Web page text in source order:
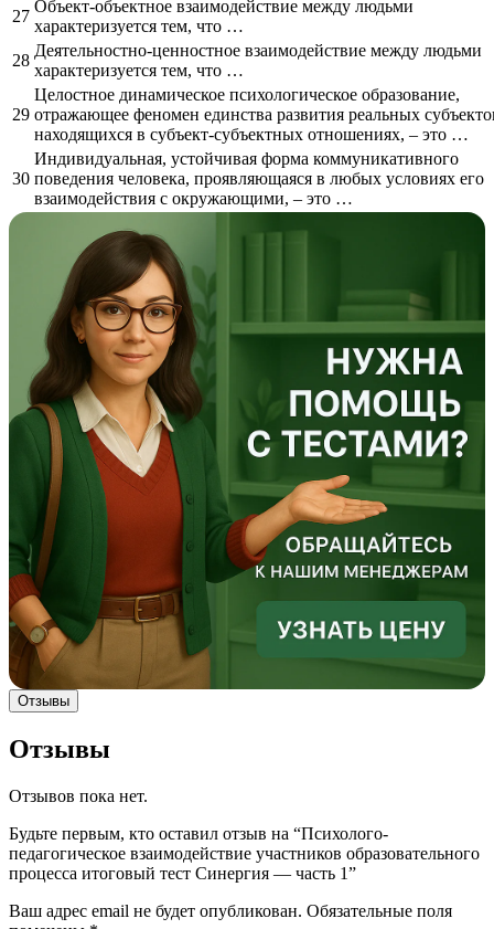
27
Объект-объектное взаимодействие между людьми
характеризуется тем, что …
28
Деятельностно-ценностное взаимодействие между людьми
характеризуется тем, что …
29
Целостное динамическое психологическое образование,
отражающее феномен единства развития реальных
находящихся в субъект-субъектных отношениях, – это …
30
Индивидуальная, устойчивая форма коммуникативного
поведения человека, проявляющаяся в любых условиях его
взаимодействия с окружающими, – это …
Отзывы
Отзывы
Отзывов пока нет.
Будьте первым, кто оставил отзыв на “Психолого-
педагогическое взаимодействие участников образовательного
процесса итоговый тест Синергия — часть 1”
Ваш адрес email не будет опубликован. Обязательные поля